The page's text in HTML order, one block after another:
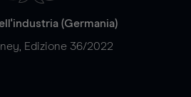
(Germania)
Edizione 36/2022